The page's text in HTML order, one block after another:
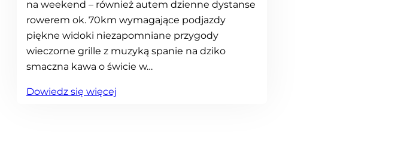
na weekend – również autem dzienne dystanse
rowerem ok. 70km wymagające podjazdy
piękne widoki niezapomniane przygody
wieczorne grille z muzyką spanie na dziko
smaczna kawa o świcie w…
Dowiedz się więcej